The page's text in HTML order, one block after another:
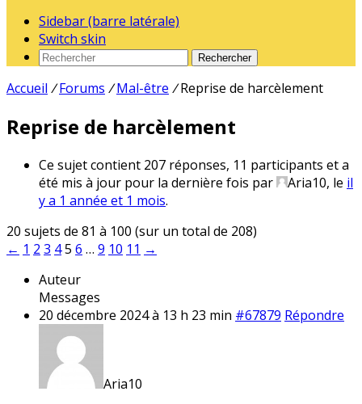
Sidebar (barre latérale)
Switch skin
Rechercher
Accueil / Forums / Mal-être / Reprise de harcèlement
Reprise de harcèlement
Ce sujet contient 207 réponses, 11 participants et a
été mis à jour pour la dernière fois par
Aria10, le il
y a 1 année et 1 mois.
20 sujets de 81 à 100 (sur un total de 208)
← 1 2 3 45 6 … 9 10 11 →
Auteur
Messages
20 décembre 2024 à 13 h 23 min #67879 Répondre
Aria10